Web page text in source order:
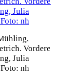
Vordere
Julia
nh